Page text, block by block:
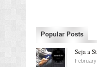
Popular Posts
Seja a